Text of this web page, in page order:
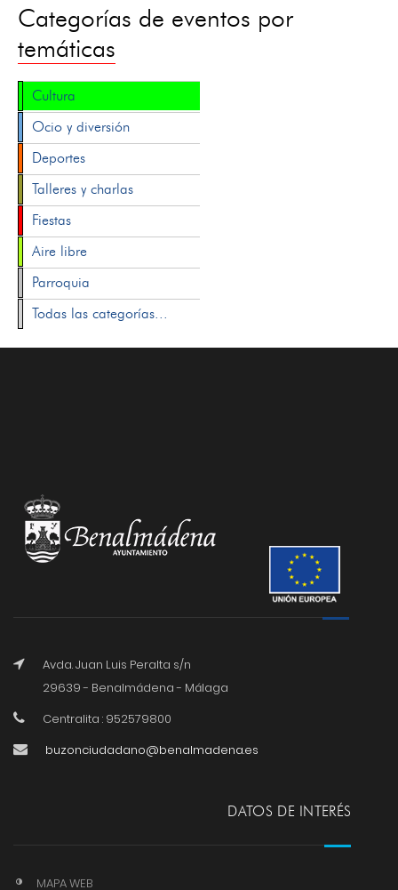
Categorías de eventos por
temáticas
Cultura
Ocio y diversión
Deportes
Talleres y charlas
Fiestas
Aire libre
Parroquia
Todas las categorías...
Avda. Juan Luis Peralta s/n
29639 - Benalmádena - Málaga
Centralita : 952579800
buzonciudadano@benalmadena.es
DATOS DE INTERÉS
MAPA WEB